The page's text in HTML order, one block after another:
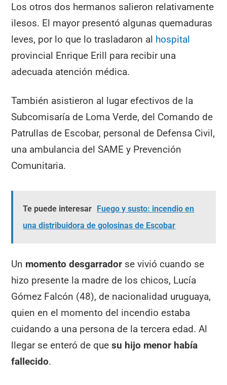
Los otros dos hermanos salieron relativamente
ilesos. El mayor presentó algunas quemaduras
leves, por lo que lo trasladaron al hospital
provincial Enrique Erill para recibir una
adecuada atención médica.
También asistieron al lugar efectivos de la
Subcomisaría de Loma Verde, del Comando de
Patrullas de Escobar, personal de Defensa Civil,
una ambulancia del SAME y Prevención
Comunitaria.
Te puede interesar Fuego y susto: incendio en
una distribuidora de golosinas de Escobar
Un momento desgarrador se vivió cuando se
hizo presente la madre de los chicos, Lucía
Gómez Falcón (48), de nacionalidad uruguaya,
quien en el momento del incendio estaba
cuidando a una persona de la tercera edad. Al
llegar se enteró de quesu hijo menor había
fallecido.